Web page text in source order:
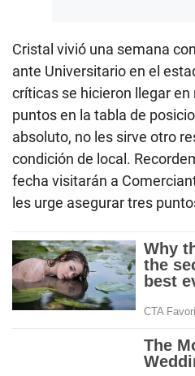
Cristal vivió una semana
ante Universitario en el
críticas se hicieron llegar en
puntos en la tabla de
absoluto, no les sirve otro
condición de local.
fecha visitarán a
les urge asegurar tres